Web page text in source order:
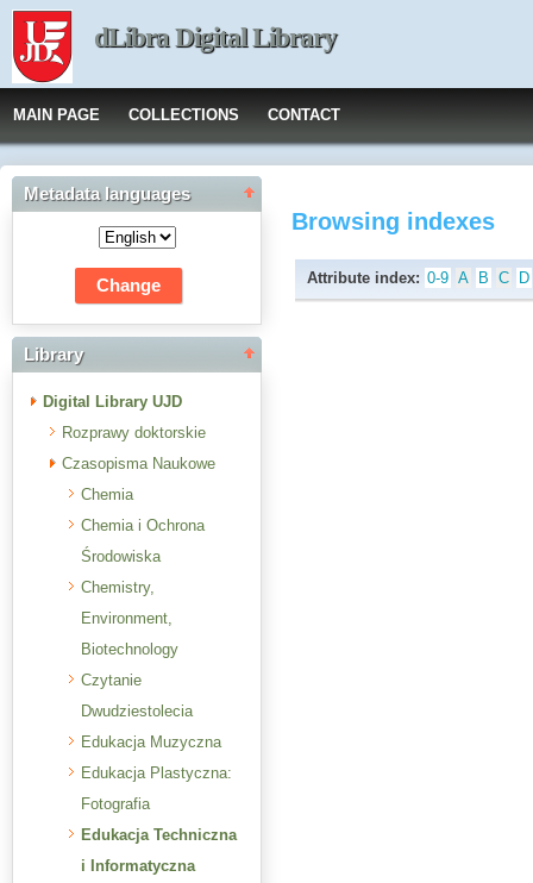
dLibra Digital Library
MAIN PAGE COLLECTIONS CONTACT
Metadata languages
Library
Digital Library UJD
Rozprawy doktorskie
Czasopisma Naukowe
Chemia
Chemia i Ochrona
Środowiska
Chemistry,
Environment,
Biotechnology
Czytanie
Dwudziestolecia
Edukacja Muzyczna
Edukacja Plastyczna:
Fotografia
Edukacja Techniczna
i Informatyczna
Browsing indexes
Attribute index: 0-9 A B C D